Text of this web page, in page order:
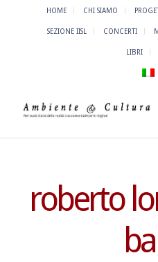
HOME CHI SIAMO
SEZIONE IISL CONCERTI
LIBRI
roberto